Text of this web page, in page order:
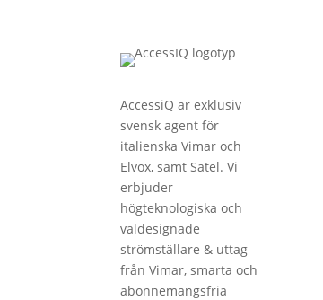
AccessiQ är exklusiv
svensk agent för
italienska Vimar och
Elvox, samt Satel. Vi
erbjuder
högteknologiska och
väldesignade
strömställare & uttag
från Vimar, smarta och
abonnemangsfria